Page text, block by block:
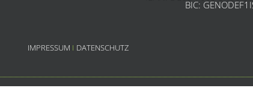
BIC:
IMPRESSUM I DATENSCHUTZ